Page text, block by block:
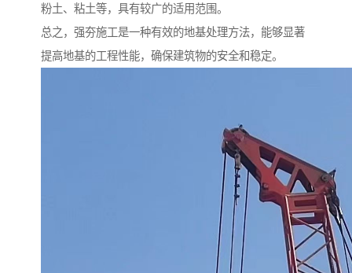
粉土、粘土等，具有较广的适用范围。
总之，强夯施工是一种有效的地基处理方法，能够显著
提高地基的工程性能，确保建筑物的安全和稳定。